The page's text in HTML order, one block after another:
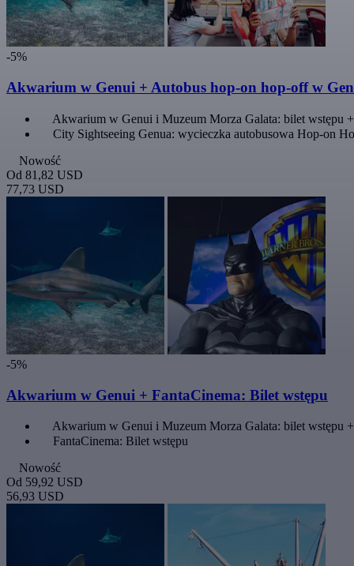
-5%
Akwarium w Genui + Autobus hop-on hop-off w
Akwarium w Genui i Muzeum Morza Galata: bilet wstępu
City Sightseeing Genua: wycieczka autobusowa Hop-on
Nowość
Od 81,82 USD
77,73 USD
-5%
Akwarium w Genui + FantaCinema: Bilet wstępu
Akwarium w Genui i Muzeum Morza Galata: bilet wstępu
FantaCinema: Bilet wstępu
Nowość
Od 59,92 USD
56,93 USD